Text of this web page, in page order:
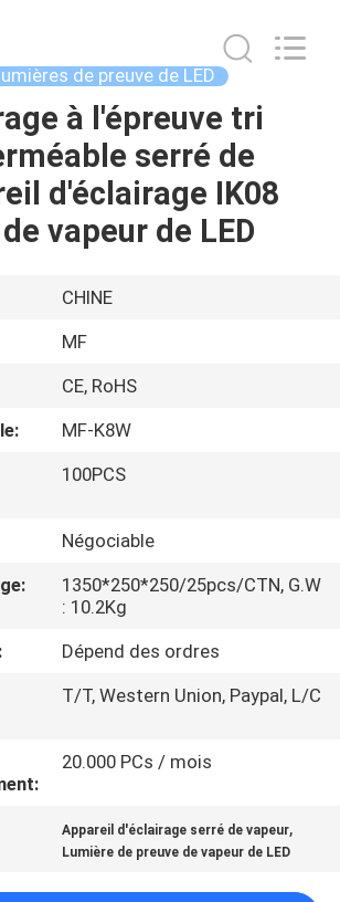
de preuve de LED
à l'épreuve tri
serré de
d'éclairage IK08
vapeur de LED
CHINE
MF
CE, RoHS
MF-K8W
100PCS
Négociable
1350*250*250/25pcs/CTN, G.W
: 10.2Kg
Dépend des ordres
T/T, Western Union, Paypal, L/C
20.000 PCs / mois
Appareil d'éclairage serré de vapeur,
Lumière de preuve de vapeur de LED